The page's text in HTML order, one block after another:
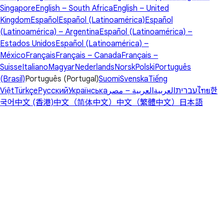
SingaporeEnglish – South AfricaEnglish – United
KingdomEspañol Español (Latinoamérica)Español
(Latinoamérica) – ArgentinaEspañol (Latinoamérica) –
Estados UnidosEspañol (Latinoamérica) –
MéxicoFrançaisFrançais – CanadaFrançais –
SuisseItalianoMagyarNederlandsNorskPolskiPortuguês
(Brasil)Português (Portugal)SuomiSvenskaTiếng
ViệtTürkçeРусскийУкраїнська עבריתالعربيةالعربية – مصر ไทย한
국어 中文 (香港)中文（简体中文） 中文（繁體中文） 日本語